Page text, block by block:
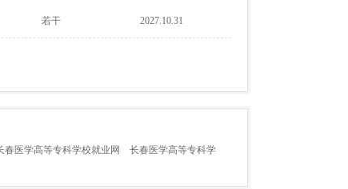
若干 2027.10.31
春医学高等专科学校就业网
长春医学高等专科学